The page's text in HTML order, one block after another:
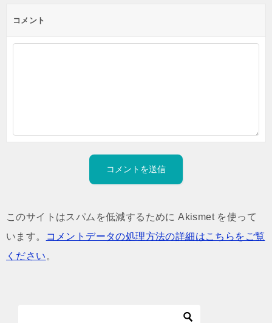
コメント
このサイトはスパムを低減するために Akismet を使って
います。
コメントデータの処理方法の詳細はこちらをご覧
ください。